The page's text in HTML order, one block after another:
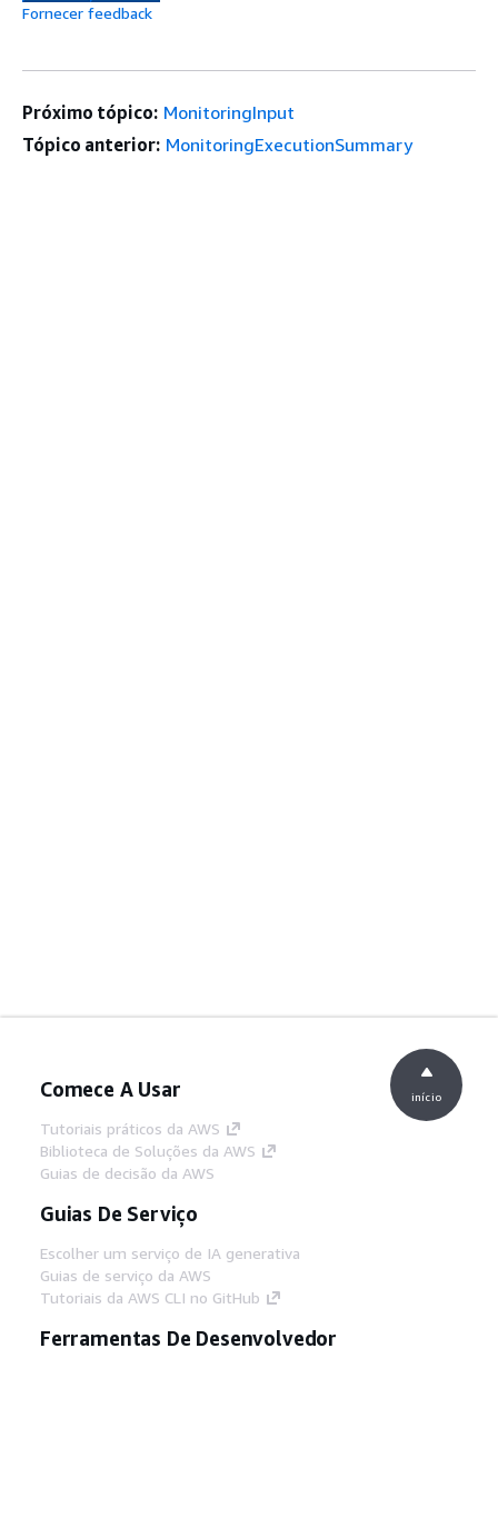
Fornecer feedback
Próximo tópico: MonitoringInput
Tópico anterior: MonitoringExecutionSummary
Comece A Usar
Tutoriais práticos da AWS
Biblioteca de Soluções da AWS
Guias de decisão da AWS
Guias De Serviço
Escolher um serviço de IA generativa
Guias de serviço da AWS
Tutoriais da AWS CLI no GitHub
Ferramentas De Desenvolvedor
início